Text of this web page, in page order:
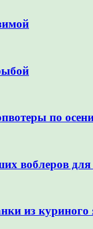
по
воблеров
из куриного